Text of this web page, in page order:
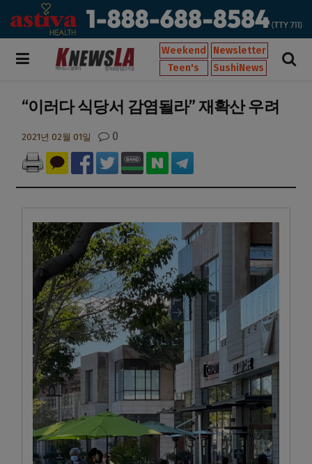
Weekend
Newsletter
Teen's
SushiNews
“이러다 식당서 감염될라” 재확산 우려
2021년 02월 01일 0